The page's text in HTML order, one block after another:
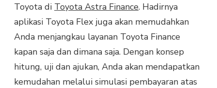
Toyota di Toyota Astra Finance. Hadirnya
aplikasi Toyota Flex juga akan memudahkan
Anda menjangkau layanan Toyota Finance
kapan saja dan dimana saja. Dengan konsep
hitung, uji dan ajukan, Anda akan mendapatkan
kemudahan melalui simulasi pembayaran atas